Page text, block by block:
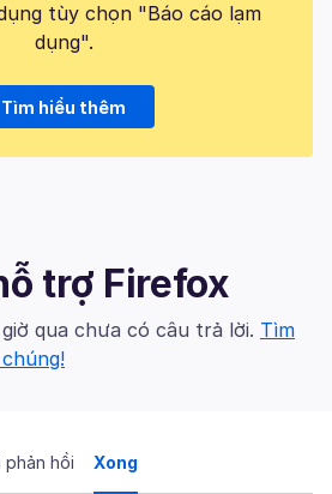
tùy chọn "Báo cáo lạm
dụng".
Tìm hiểu thêm
trợ Firefox
qua chưa có câu trả lời. Tìm
phản hồi Xong